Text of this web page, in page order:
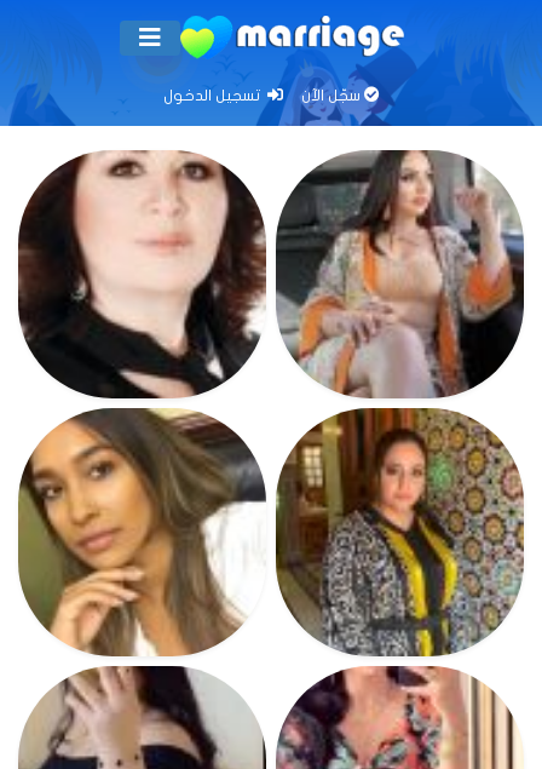
سجّل الآن تسجيل الدخول